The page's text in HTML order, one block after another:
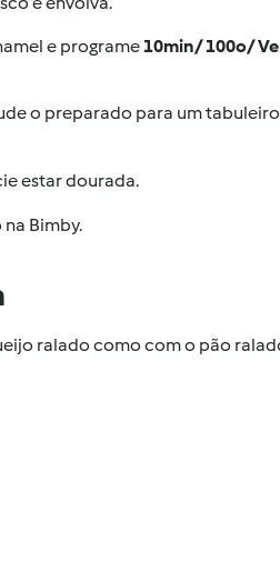
e programe 10min/ 100o/
o preparado para um
estar dourada.
Bimby.
ralado como com o pão